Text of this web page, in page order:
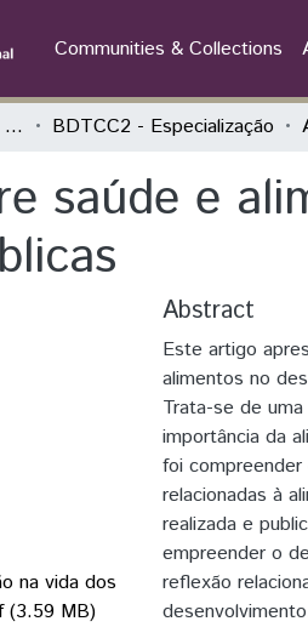
Communities & Collections
UNILA | Biblioteca Digital de Trabalhos de Conclusão de Curso BDTCC2 - Especialização
saúde e
na vida dos
(3.59 MB)
Abstract
Este artigo
alimentos no
Trata-se de
importância da
foi
relacionadas à
realizada e
empreender o
reflexão